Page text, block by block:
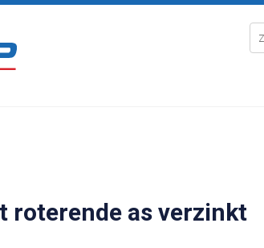
roterende as verzinkt